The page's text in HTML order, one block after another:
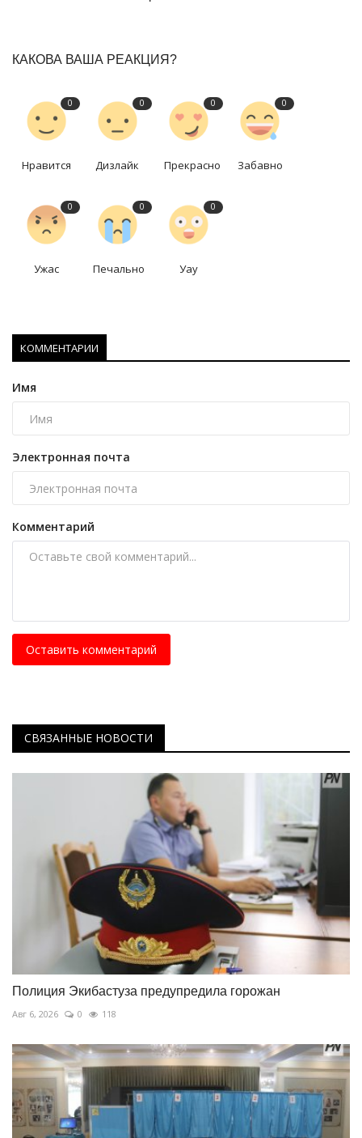
КАКОВА ВАША РЕАКЦИЯ?
0
Нравится
0
Дизлайк
0
Прекрасно
0
Забавно
0
Ужас
0
Печально
0
Уау
КОММЕНТАРИИ
Имя
Электронная почта
Комментарий
Оставить комментарий
СВЯЗАННЫЕ НОВОСТИ
Полиция Экибастуза предупредила горожан
Авг 6, 2026 0 118